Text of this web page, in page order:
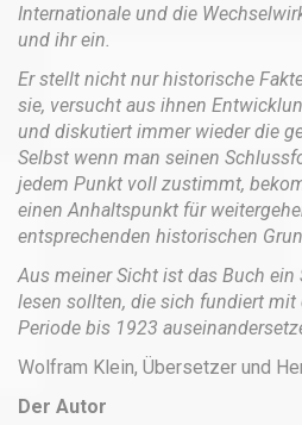
Internationale und die
und ihr ein.
Er stellt nicht nur historische
sie, versucht aus ihnen
und diskutiert immer wieder die
Selbst wenn man seinen
jedem Punkt voll zustimmt,
einen Anhaltspunkt für
entsprechenden historischen
Aus meiner Sicht ist das Buch ein
lesen sollten, die sich fundiert mit
Periode bis 1923
Wolfram Klein, Übersetzer und
Der Autor